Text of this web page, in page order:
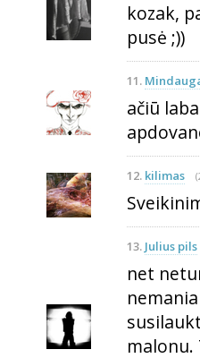
kozak,
pusė ;))
11.
ačiū
12. kilimas
13. Julius pils
net